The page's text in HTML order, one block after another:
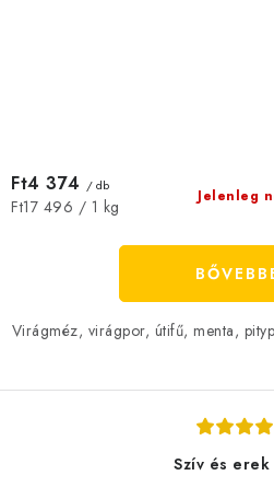
Jelenleg
Ft4 374 / db
Egységár:
Ft17 496 / 1 kg
Virágméz, virágpor, útifű, menta,
Szív és erek